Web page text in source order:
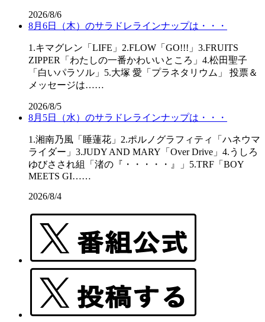
2026/8/6
8月6日（木）のサラドレラインナップは・・・
1.キマグレン「LIFE」2.FLOW「GO!!!」3.FRUITS
ZIPPER「わたしの一番かわいいところ」4.松田聖子
「白いパラソル」5.大塚 愛「プラネタリウム」 投票＆
メッセージは……
2026/8/5
8月5日（水）のサラドレラインナップは・・・
1.湘南乃風「睡蓮花」2.ポルノグラフィティ「ハネウマ
ライダー」3.JUDY AND MARY「Over Drive」4.うしろ
ゆびさされ組「渚の『・・・・・』」5.TRF「BOY
MEETS GI……
2026/8/4